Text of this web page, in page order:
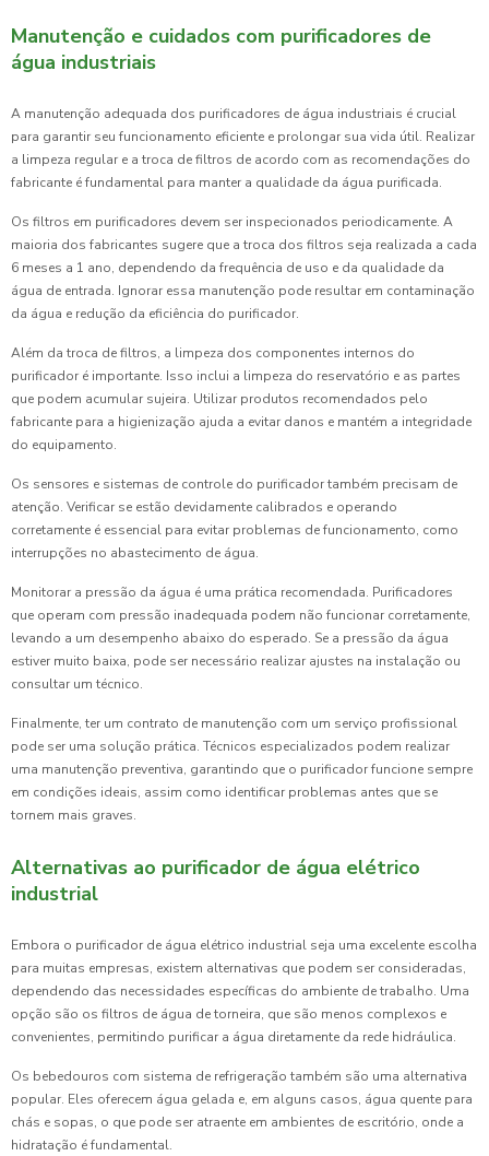
Manutenção e cuidados com purificadores de
água industriais
A manutenção adequada dos purificadores de água industriais é crucial
para garantir seu funcionamento eficiente e prolongar sua vida útil. Realizar
a limpeza regular e a troca de filtros de acordo com as recomendações do
fabricante é fundamental para manter a qualidade da água purificada.
Os filtros em purificadores devem ser inspecionados periodicamente. A
maioria dos fabricantes sugere que a troca dos filtros seja realizada a cada
6 meses a 1 ano, dependendo da frequência de uso e da qualidade da
água de entrada. Ignorar essa manutenção pode resultar em contaminação
da água e redução da eficiência do purificador.
Além da troca de filtros, a limpeza dos componentes internos do
purificador é importante. Isso inclui a limpeza do reservatório e as partes
que podem acumular sujeira. Utilizar produtos recomendados pelo
fabricante para a higienização ajuda a evitar danos e mantém a integridade
do equipamento.
Os sensores e sistemas de controle do purificador também precisam de
atenção. Verificar se estão devidamente calibrados e operando
corretamente é essencial para evitar problemas de funcionamento, como
interrupções no abastecimento de água.
Monitorar a pressão da água é uma prática recomendada. Purificadores
que operam com pressão inadequada podem não funcionar corretamente,
levando a um desempenho abaixo do esperado. Se a pressão da água
estiver muito baixa, pode ser necessário realizar ajustes na instalação ou
consultar um técnico.
Finalmente, ter um contrato de manutenção com um serviço profissional
pode ser uma solução prática. Técnicos especializados podem realizar
uma manutenção preventiva, garantindo que o purificador funcione sempre
em condições ideais, assim como identificar problemas antes que se
tornem mais graves.
Alternativas ao purificador de água elétrico
industrial
Embora o purificador de água elétrico industrial seja uma excelente escolha
para muitas empresas, existem alternativas que podem ser consideradas,
dependendo das necessidades específicas do ambiente de trabalho. Uma
opção são os filtros de água de torneira, que são menos complexos e
convenientes, permitindo purificar a água diretamente da rede hidráulica.
Os bebedouros com sistema de refrigeração também são uma alternativa
popular. Eles oferecem água gelada e, em alguns casos, água quente para
chás e sopas, o que pode ser atraente em ambientes de escritório, onde a
hidratação é fundamental.